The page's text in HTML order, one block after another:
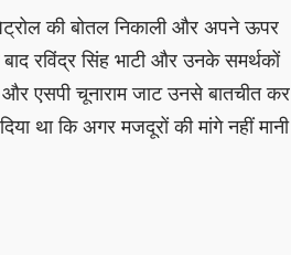
की बोतल निकाली और अपने ऊपर
रविंद्र सिंह भाटी और उनके समर्थकों
एसपी चूनाराम जाट उनसे बातचीत कर
था कि अगर मजदूरों की मांगे नहीं मानी